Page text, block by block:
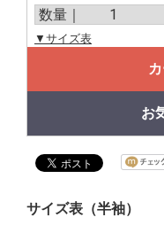
▼サイズ表
お
サイズ表（半袖）